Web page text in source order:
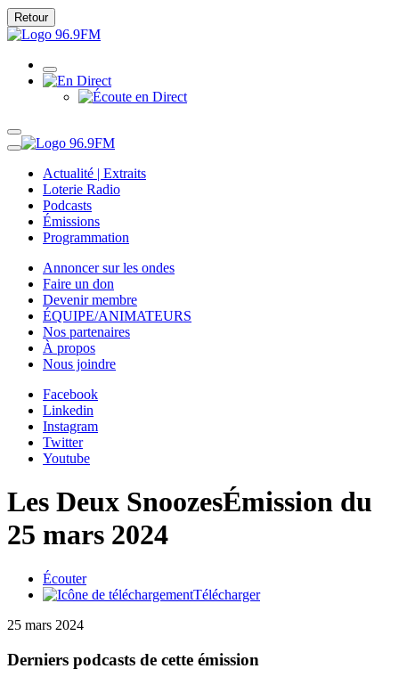
Retour
Actualité | Extraits
Loterie Radio
Podcasts
Émissions
Programmation
Annoncer sur les ondes
Faire un don
Devenir membre
ÉQUIPE/ANIMATEURS
Nos partenaires
À propos
Nous joindre
Facebook
Linkedin
Instagram
Twitter
Youtube
Les Deux SnoozesÉmission du
25 mars 2024
Écouter
Télécharger
25 mars 2024
Derniers podcasts de cette émission